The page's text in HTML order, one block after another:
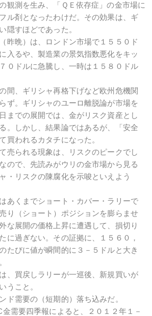
観測を生み、「ＱＥ依存症」の金市場に
ル剤となったわけだ。その効果は、ギ
隠すほどであった。
昨晩）は、ロンドン市場で１５５０ド
入るや、製造業の景気指数悪化をキッ
０ドルに急騰し、一時は１５８０ドル
間、ギリシャ再格下げなど欧州危機関
ず。ギリシャのユーロ離脱論が市場を
までの展開では、金がリスク資産とし
。しかし、結果論ではあるが、「安全
買われるカタチになった。
売られる現象は、リスクのピークでし
ので、先読みがウリの金市場から見る
・リスクの陳腐化を示唆といえよう
あくまでショート・カバー・ラリーで
り（ショート）ポジションを膨らませ
な展開の価格上昇に遭遇して、損切り
に過ぎない。その証拠に、１５６０，
たびに値が瞬間的に３－５ドルと大き
、買戻しラリーが一巡後、新規買いが
うこと。
ド需要の（短期的）落ち込みだ。
需要四季報によると、２０１２年１－